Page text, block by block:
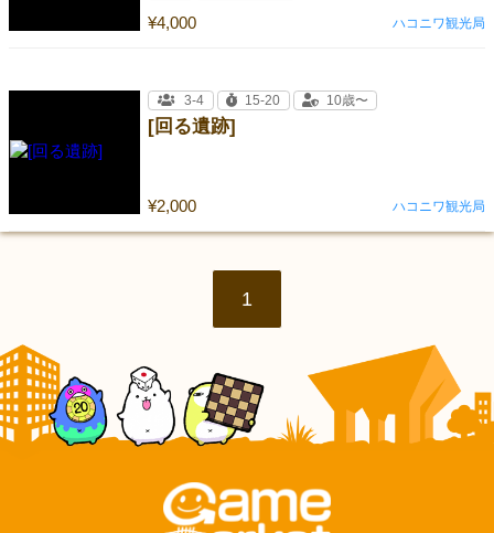
¥4,000 ハコニワ観光局
[回る遺跡]
¥2,000
3-4 15-20 10歳〜
ハコニワ観光局
1